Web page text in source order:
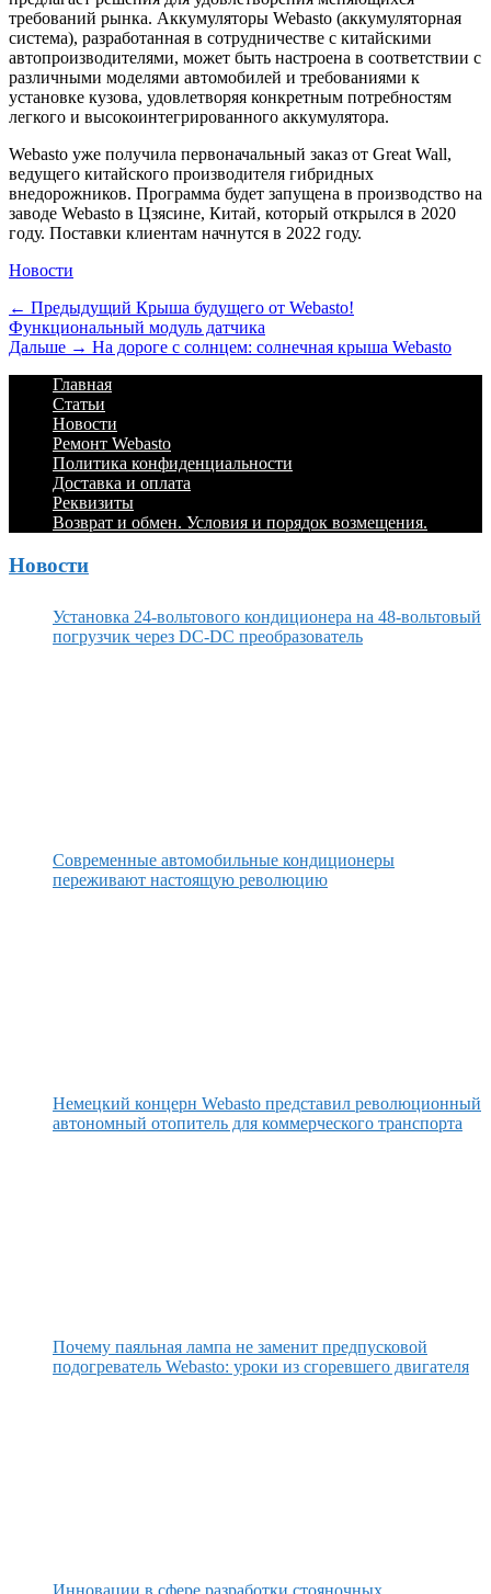
требований рынка. Аккумуляторы Webasto (аккумуляторная
система), разработанная в сотрудничестве с китайскими
автопроизводителями, может быть настроена в соответствии с
различными моделями автомобилей и требованиями к
установке кузова, удовлетворяя конкретным потребностям
легкого и высокоинтегрированного аккумулятора.
Webasto уже получила первоначальный заказ от Great Wall,
ведущего китайского производителя гибридных
внедорожников. Программа будет запущена в производство на
заводе Webasto в Цзясине, Китай, который открылся в 2020
году. Поставки клиентам начнутся в 2022 году.
Категории
Новости
Навигация
по
записям
← Предыдущий Предыдущий
Крыша будущего от Webasto!
Функциональный модуль датчика
Дальше → Дальше:
На дороге с солнцем: солнечная крыша Webasto
Footer
Menu
Перейти
содержимому
Главная
Статьи
Новости
Ремонт Webasto
Политика конфиденциальности
Доставка и оплата
Реквизиты
Возврат и обмен. Условия и порядок возмещения.
Новости
Установка 24-вольтового кондиционера на 48-вольтовый
погрузчик через DC-DC преобразователь
Современные автомобильные кондиционеры
переживают настоящую революцию
Немецкий концерн Webasto представил революционный
автономный отопитель для коммерческого транспорта
Почему паяльная лампа не заменит предпусковой
подогреватель Webasto: уроки из сгоревшего двигателя
Инновации в сфере разработки стояночных